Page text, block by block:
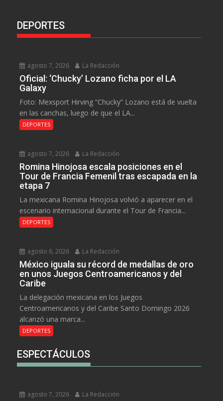
DEPORTES
agosto 7, 2026 La Redacción
Oficial: ‘Chucky’ Lozano ficha por el LA
Galaxy
Foto: Mexsport Hirving “Chucky” Lozano está de vuelta
en las canchas, luego de que el LA...
DEPORTES
agosto 7, 2026 La Redacción
Romina Hinojosa escala posiciones en el
Tour de Francia Femenil tras escapada en la
etapa 7
La mexicana Romina Hinojosa volvió a aparecer en el
escenario internacional durante el Tour de Francia...
DEPORTES
agosto 6, 2026 La Redacción
México iguala su récord de medallas de oro
en unos Juegos Centroamericanos y del
Caribe
La delegación mexicana en los Juegos
Centroamericanos y del Caribe Santo Domingo 2026
alcanzó una marca...
DEPORTES
ESPECTÁCULOS
agosto 7, 2026 La Redacción